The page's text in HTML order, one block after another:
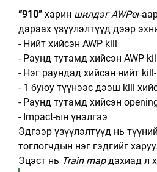
“910” харин шилдэг AWPer-
дараах үзүүлэлтүүд дээр
- Нийт хийсэн AWP kill
- Раунд тутамд хийсэн AWP
- Нэг раундад хийсэн нийт
- 1 буюу түүнээс дээш kill
- Раунд тутамд хийсэн
- Impact-ын үнэлгээ
Эдгээр үзүүлэлтүүд нь
тоглогчдын нэг гэдгийг
Эцэст нь Train map дахиад л